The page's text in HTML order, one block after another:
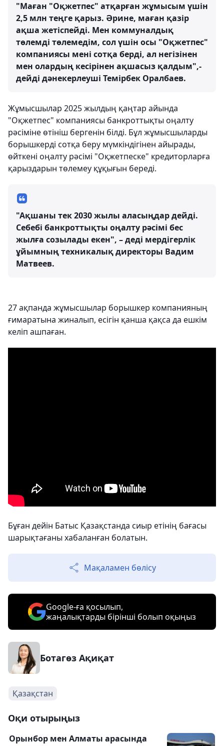
"Маған "Оқжетпес" атқарған жұмысым үшін
2,5 млн теңге қарыз. Әрине, маған қазір
ақша жетіспейді. Мен коммуналдық
төлемді төлемедім, сол үшін осы "Оқжетпес"
компаниясы мені сотқа берді, ал негізінен
мен олардың кесірінен ақшасыз қалдым",-
дейді дәнекерлеуші Темірбек Оралбаев.
Жұмысшылар 2025 жылдың қаңтар айында
"Оқжетпес" компаниясы банкроттықты оңалту
рәсіміне өтініш бергенін білді. Бұл жұмысшыларды
борышкерді сотқа беру мүмкіндігінен айырады,
өйткені оңалту рәсімі "Оқжетпеске" кредиторларға
қарыздарын төлемеу құқығын береді.
"Ақшаны тек 2030 жылы аласыңдар дейді.
Себебі банкроттықты оңалту рәсімі бес
жылға созылады екен", – деді мердігерлік
ұйымның техникалық директоры Вадим
Матвеев.
27 ақпанда жұмысшылар борышкер компанияның
ғимаратына жиналып, есігін қанша қақса да ешкім
келіп ашпаған.
Бұған дейін Батыс Қазақстанда сиыр етінің бағасы
шарықтағаны хабаланған болатын.
Мақаламен бөлісу
Google-ға қосылып,
жаңалықтарды бірінші болып оқыңыз
Ботагөз Ақиқат
Қазақстан
Оқи отырыңыз
Орынбор мен Алматы арасында